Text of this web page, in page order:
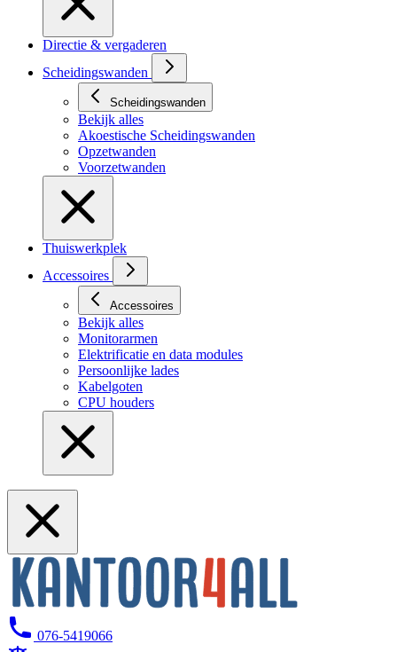
Directie & vergaderen
Scheidingswanden
Scheidingswanden
Bekijk alles
Akoestische Scheidingswanden
Opzetwanden
Voorzetwanden
Thuiswerkplek
Accessoires
Accessoires
Bekijk alles
Monitorarmen
Elektrificatie en data modules
Persoonlijke lades
Kabelgoten
CPU houders
076-5419066